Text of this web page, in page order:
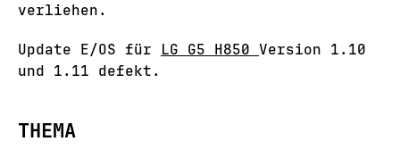
verliehen.
Update E/OS für LG G5 H850 Version 1.10
und 1.11 defekt.
THEMA